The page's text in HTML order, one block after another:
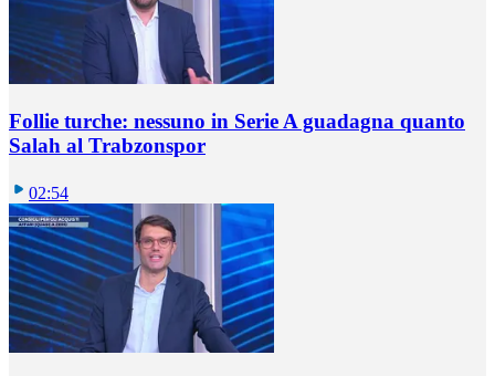
Follie turche: nessuno in Serie A guadagna quanto
Salah al Trabzonspor
02:54